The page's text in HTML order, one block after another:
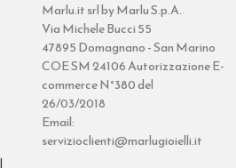
Marlu.it srl by Marlu S.p.A.
Via Michele Bucci 55
47895 Domagnano - San Marino
COE SM 24106 Autorizzazione E-
commerce N°380 del
26/03/2018
Email:
servizioclienti@marlugioielli.it